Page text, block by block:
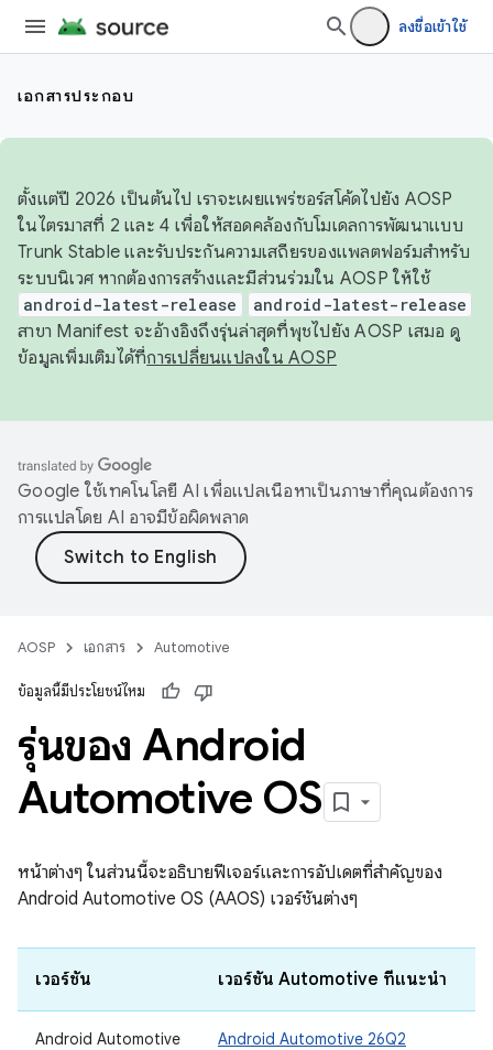
ลงชื่อเข้าใช้
เอกสารประกอบ
ตั้งแต่ปี 2026 เป็นต้นไป เราจะเผยแพร่ซอร์สโค้ดไปยัง AOSP
ในไตรมาสที่ 2 และ 4 เพื่อให้สอดคล้องกับโมเดลการพัฒนาแบบ
Trunk Stable และรับประกันความเสถียรของแพลตฟอร์มสำหรับ
ระบบนิเวศ หากต้องการสร้างและมีส่วนร่วมใน AOSP ให้ใช้
android-latest-release android-latest-release
สาขา Manifest จะอ้างอิงถึงรุ่นล่าสุดที่พุชไปยัง AOSP เสมอ ดู
ข้อมูลเพิ่มเติมได้ที่การเปลี่ยนแปลงใน AOSP
Google ใช้เทคโนโลยี AI เพื่อแปลเนื้อหาเป็นภาษาที่คุณต้องการ
การแปลโดย AI อาจมีข้อผิดพลาด
AOSP เอกสาร Automotive
ข้อมูลนี้มีประโยชน์ไหม
รุ่นของ Android
Automotive OS
หน้าต่างๆ ในส่วนนี้จะอธิบายฟีเจอร์และการอัปเดตที่สำคัญของ
Android Automotive OS (AAOS) เวอร์ชันต่างๆ
เวอร์ชัน เวอร์ชัน Automotive ที่แนะนำ
Android Automotive
Android Automotive 26Q2